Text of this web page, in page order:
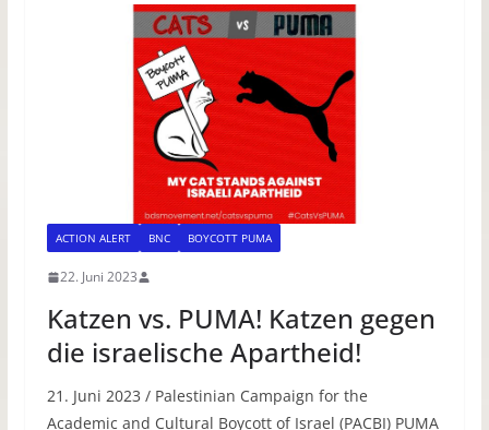
ACTION ALERT BNC BOYCOTT PUMA
22. Juni 2023
Katzen vs. PUMA! Katzen gegen
die israelische Apartheid!
21. Juni 2023 / Palestinian Campaign for the
Academic and Cultural Boycott of Israel (PACBI) PUMA